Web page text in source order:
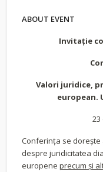
ABOUT EVENT
Invitaţie
Valori juridice,
european.
23
Conferinţa se
despre juridicitatea
europene precum şi